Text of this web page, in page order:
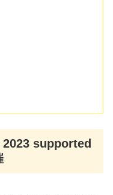
2023 supported